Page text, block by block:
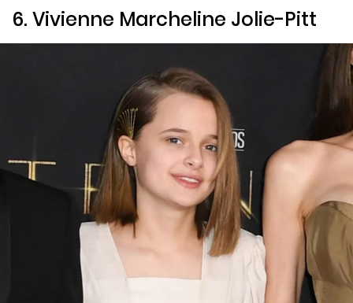
6. Vivienne Marcheline Jolie-Pitt